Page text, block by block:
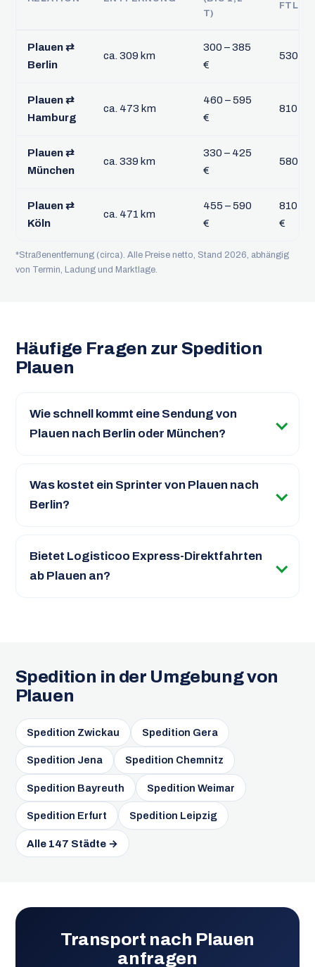
T)
FTL
Plauen ⇄
Berlin
ca. 309 km
300 – 385
€
530 –
Plauen ⇄
Hamburg
ca. 473 km
460 – 595
€
810 –
Plauen ⇄
München
ca. 339 km
330 – 425
€
580 –
Plauen ⇄
Köln
ca. 471 km
455 – 590
€
810 –
€
*Straßenentfernung (circa). Alle Preise netto, Stand 2026, abhängig
von Termin, Ladung und Marktlage.
Häufige Fragen zur Spedition
Plauen
Wie schnell kommt eine Sendung von
Plauen nach Berlin oder München?
Was kostet ein Sprinter von Plauen nach
Berlin?
Bietet Logisticoo Express-Direktfahrten
ab Plauen an?
Spedition in der Umgebung von
Plauen
Spedition Zwickau Spedition Gera
Spedition Jena Spedition Chemnitz
Spedition Bayreuth Spedition Weimar
Spedition Erfurt Spedition Leipzig
Alle 147 Städte →
Transport nach Plauen
anfragen